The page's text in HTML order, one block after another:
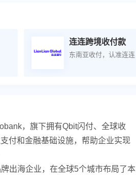
连连跨境收付款
东南亚收付，认准连连
，旗下拥有Qbit闪付、全球收
付和金融基础设施，帮助企业实现
出海企业，在全球5个城市布局了本